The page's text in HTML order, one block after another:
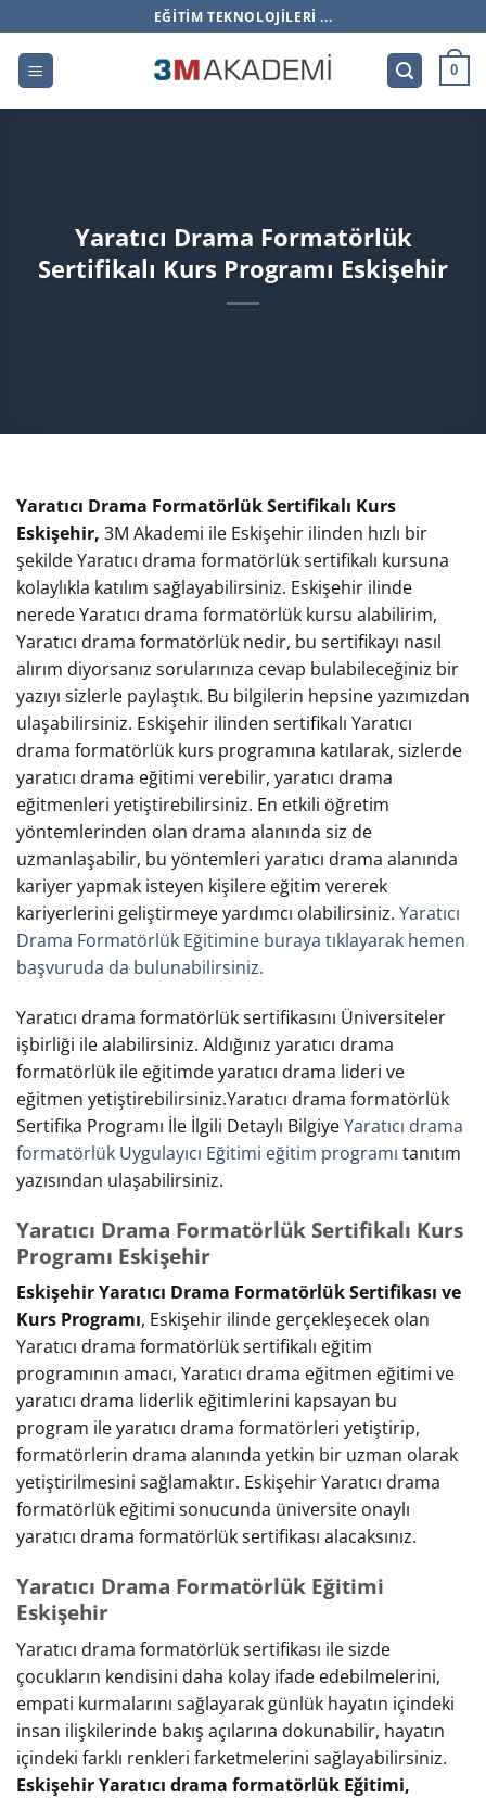
atla
EĞITIM TEKNOLOJILERI ...
0
Yaratıcı Drama Formatörlük
Sertifikalı Kurs Programı Eskişehir
Yaratıcı Drama Formatörlük Sertifikalı Kurs
Eskişehir, 3M Akademi ile Eskişehir ilinden hızlı bir
şekilde Yaratıcı drama formatörlük sertifikalı kursuna
kolaylıkla katılım sağlayabilirsiniz. Eskişehir ilinde
nerede Yaratıcı drama formatörlük kursu alabilirim,
Yaratıcı drama formatörlük nedir, bu sertifikayı nasıl
alırım diyorsanız sorularınıza cevap bulabileceğiniz bir
yazıyı sizlerle paylaştık. Bu bilgilerin hepsine yazımızdan
ulaşabilirsiniz. Eskişehir ilinden sertifikalı Yaratıcı
drama formatörlük kurs programına katılarak, sizlerde
yaratıcı drama eğitimi verebilir, yaratıcı drama
eğitmenleri yetiştirebilirsiniz. En etkili öğretim
yöntemlerinden olan drama alanında siz de
uzmanlaşabilir, bu yöntemleri yaratıcı drama alanında
kariyer yapmak isteyen kişilere eğitim vererek
kariyerlerini geliştirmeye yardımcı olabilirsiniz. Yaratıcı
Drama Formatörlük Eğitimine buraya tıklayarak hemen
başvuruda da bulunabilirsiniz.
Yaratıcı drama formatörlük sertifikasını Üniversiteler
işbirliği ile alabilirsiniz. Aldığınız yaratıcı drama
formatörlük ile eğitimde yaratıcı drama lideri ve
eğitmen yetiştirebilirsiniz.Yaratıcı drama formatörlük
Sertifika Programı İle İlgili Detaylı BilgiyeYaratıcı drama
formatörlük Uygulayıcı Eğitimi eğitim programı tanıtım
yazısından ulaşabilirsiniz.
Yaratıcı Drama Formatörlük Sertifikalı Kurs
Programı Eskişehir
Eskişehir Yaratıcı Drama Formatörlük Sertifikası ve
Kurs Programı, Eskişehir ilinde gerçekleşecek olan
Yaratıcı drama formatörlük sertifikalı eğitim
programının amacı, Yaratıcı drama eğitmen eğitimi ve
yaratıcı drama liderlik eğitimlerini kapsayan bu
program ile yaratıcı drama formatörleri yetiştirip,
formatörlerin drama alanında yetkin bir uzman olarak
yetiştirilmesini sağlamaktır. Eskişehir Yaratıcı drama
formatörlük eğitimi sonucunda üniversite onaylı
yaratıcı drama formatörlük sertifikası alacaksınız.
Yaratıcı Drama Formatörlük Eğitimi
Eskişehir
Yaratıcı drama formatörlük sertifikası ile sizde
çocukların kendisini daha kolay ifade edebilmelerini,
empati kurmalarını sağlayarak günlük hayatın içindeki
insan ilişkilerinde bakış açılarına dokunabilir, hayatın
içindeki farklı renkleri farketmelerini sağlayabilirsiniz.
Eskişehir Yaratıcı drama formatörlük Eğitimi,